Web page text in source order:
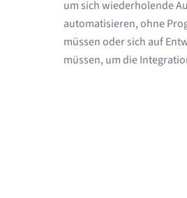
um sich wiederholende
automatisieren, ohne
müssen oder sich auf
müssen, um die